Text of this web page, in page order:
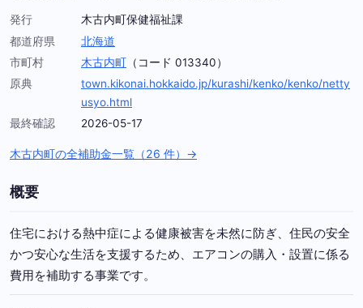
発行
木古内町保健福祉課
都道府県
北海道
市町村
木古内町 （コード 013340）
原典
town.kikonai.hokkaido.jp/kurashi/kenko/kenko/netty
usyo.html
最終確認
2026-05-17
木古内町の全補助金一覧（26 件）→
概要
住宅における熱中症による健康被害を未然に防ぎ、住民の安全
かつ安心な生活を支援するため、エアコンの購入・設置に係る
費用を補助する事業です。